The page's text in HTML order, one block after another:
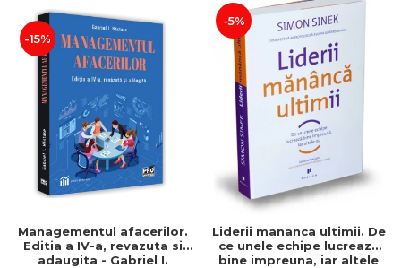
-15%
Managementul afacerilor.
Editia a IV-a, revazuta si
adaugita - Gabriel I.
-5%
Liderii mananca ultimii. De
ce unele echipe lucreaza
bine impreuna, iar altele